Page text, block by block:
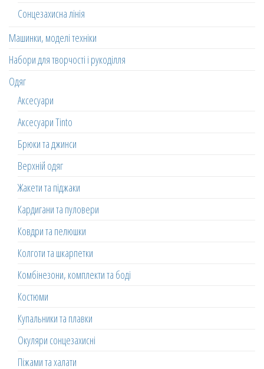
Сонцезахисна лінія
Машинки, моделі техніки
Набори для творчості і рукоділля
Одяг
Аксесуари
Аксесуари Tinto
Брюки та джинси
Верхній одяг
Жакети та піджаки
Кардигани та пуловери
Ковдри та пелюшки
Колготи та шкарпетки
Комбінезони, комплекти та боді
Костюми
Купальники та плавки
Окуляри сонцезахисні
Піжами та халати